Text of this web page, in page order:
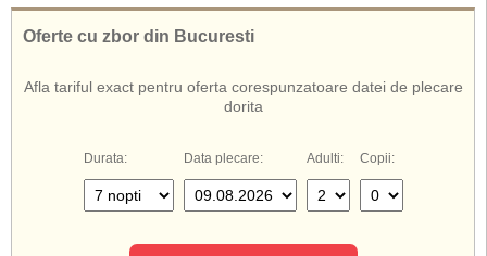
Hotelul Kolymbia Star ofera servicii cu all inclusive.
Kolymbia Star Rodos
Oferte cu zbor din Bucuresti
Afla tariful exact pentru oferta corespunzatoare datei de plecare
dorita
Durata: Data plecare: Adulti: Copii: